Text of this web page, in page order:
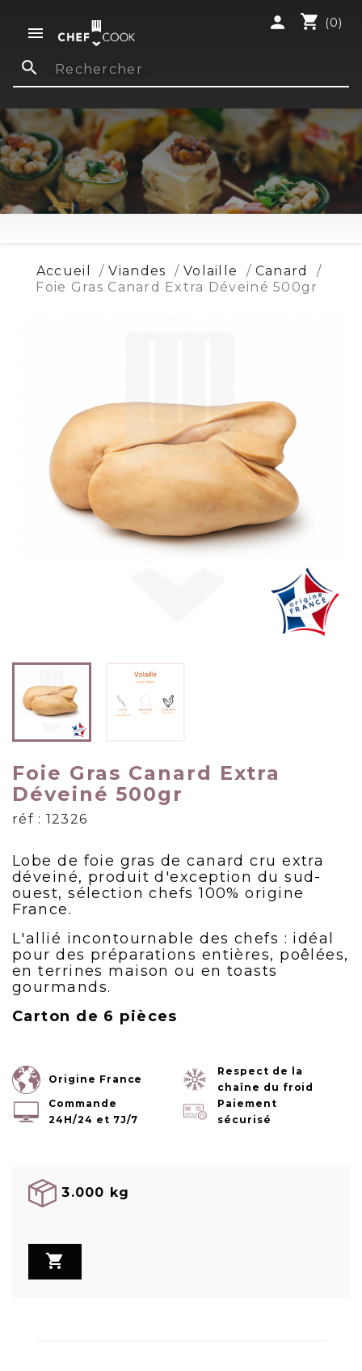

shopping_cart (0)
person
search
Accueil Viandes Volaille
Canard
Foie Gras Canard Extra Déveiné 500gr
Foie Gras Canard Extra
Déveiné 500gr
réf : 12326
Lobe de foie gras de canard cru extra
déveiné, produit d'exception du sud-
ouest, sélection chefs 100% origine
France.
L'allié incontournable des chefs : idéal
pour des préparations entières, poêlées,
en terrines maison ou en toasts
gourmands.
Carton de 6 pièces
Origine France
Respect de la
chaîne du froid
Commande
24H/24 et 7J/7
Paiement
sécurisé
3.000 kg
